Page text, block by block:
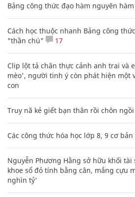
Bảng công thức đạo hàm nguyên
Cách học thuộc nhanh Bảng công
"thần chú"
17
Clip lột tả chân thực cảnh anh trai và
mèo', người tinh ý còn phát hiện một
con
Truy nã kẻ giết bạn thân rồi chôn
Các công thức hóa học lớp 8, 9 cơ
Nguyễn Phương Hằng sở hữu khối
khoe sổ đỏ tính bằng cân, mắng cựu
nghìn tỷ'